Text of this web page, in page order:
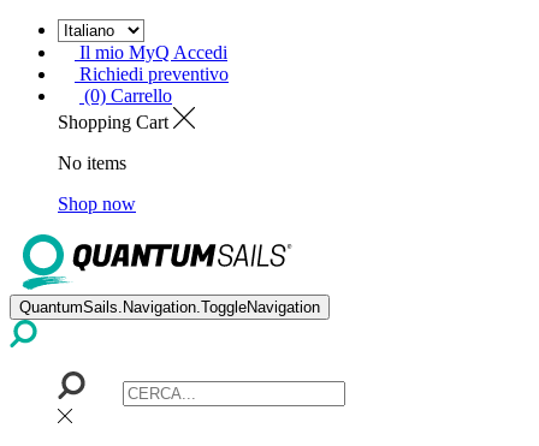
Il mio MyQ Accedi
Richiedi preventivo
(0) Carrello
Shopping Cart
No items
Shop now
QuantumSails.Navigation.ToggleNavigation